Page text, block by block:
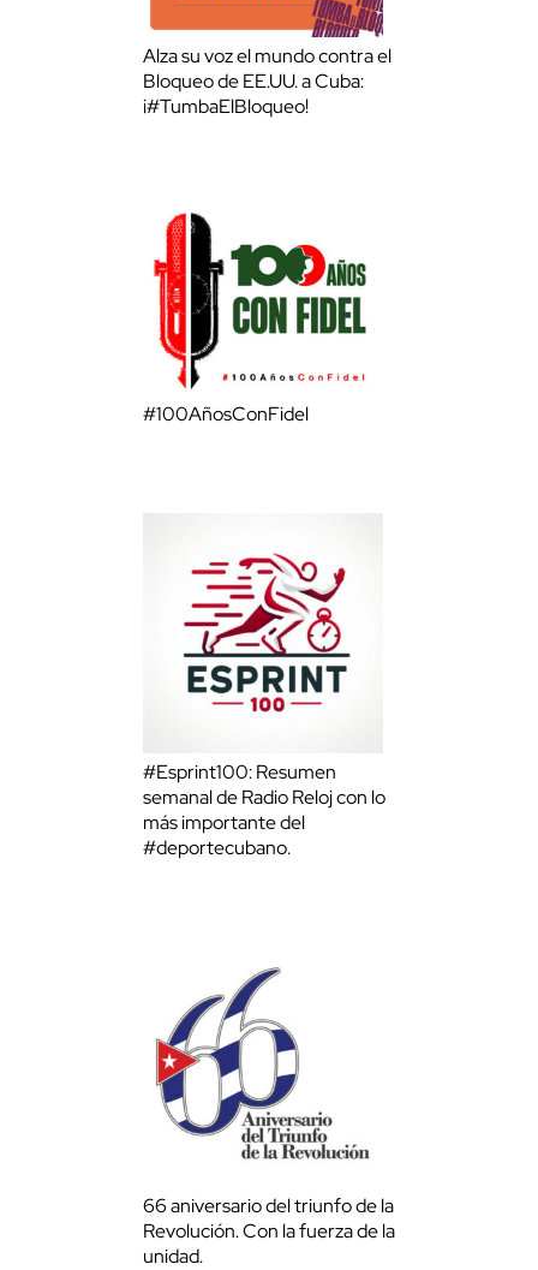
Alza su voz el mundo contra el
Bloqueo de EE.UU. a Cuba:
¡#TumbaElBloqueo!
#100AñosConFidel
#Esprint100: Resumen
semanal de Radio Reloj con lo
más importante del
#deportecubano.
66 aniversario del triunfo de la
Revolución. Con la fuerza de la
unidad.